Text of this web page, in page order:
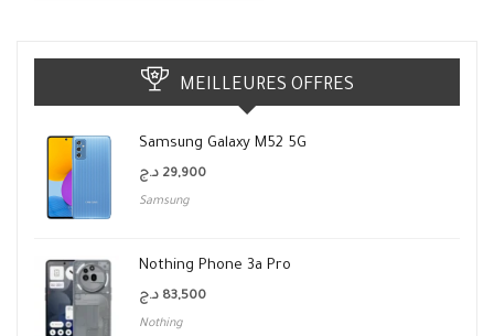
MEILLEURES OFFRES
Samsung Galaxy M52 5G
29,900 د.ج
Samsung
Nothing Phone 3a Pro
83,500 د.ج
Nothing